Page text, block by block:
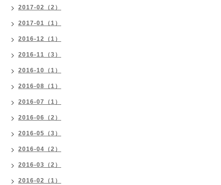
2017-02（2）
2017-01（1）
2016-12（1）
2016-11（3）
2016-10（1）
2016-08（1）
2016-07（1）
2016-06（2）
2016-05（3）
2016-04（2）
2016-03（2）
2016-02（1）